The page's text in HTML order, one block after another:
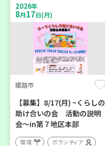
2026年
8月17日(月)
姫路市
【募集】8/17(月) ~くらしの
助け合いの会 活動の説明
会～in第７地区本部
環境 ボランティア